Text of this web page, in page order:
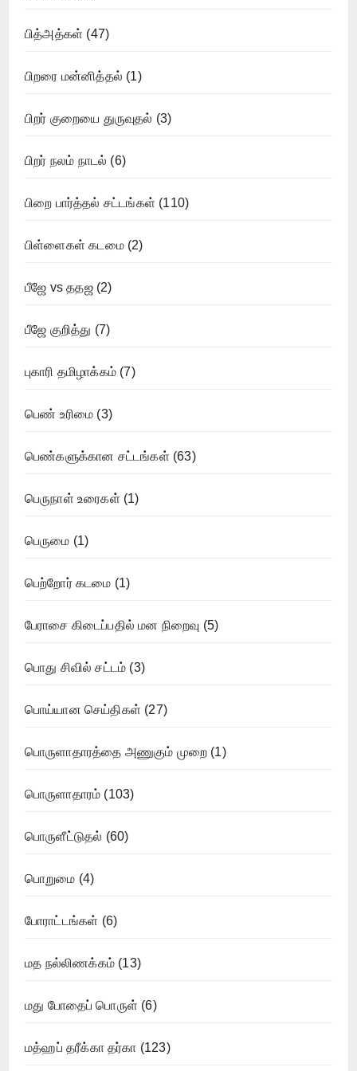
பித்அத்கள் (47)
பிறரை மன்னித்தல் (1)
பிறர் குறையை துருவுதல் (3)
பிறர் நலம் நாடல் (6)
பிறை பார்த்தல் சட்டங்கள் (110)
பிள்ளைகள் கடமை(2)
பீஜே vs ததஜ(2)
பீஜே குறித்து (7)
புகாரி தமிழாக்கம் (7)
பெண் உரிமை (3)
பெண்களுக்கான சட்டங்கள் (63)
பெருநாள் உரைகள் (1)
பெருமை (1)
பெற்றோர் கடமை (1)
பேராசை கிடைப்பதில் மன நிறைவு (5)
பொது சிவில் சட்டம் (3)
பொய்யான செய்திகள் (27)
பொருளாதாரத்தை அணுகும் முறை (1)
பொருளாதாரம் (103)
பொருளீட்டுதல் (60)
பொறுமை (4)
போராட்டங்கள் (6)
மத நல்லிணக்கம் (13)
மது போதைப் பொருள் (6)
மத்ஹப் தரீக்கா தர்கா (123)